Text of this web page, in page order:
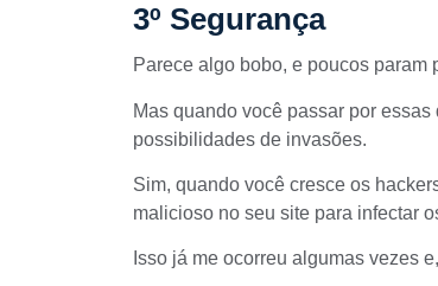
3º Segurança
Parece algo bobo, e poucos param
Mas quando você passar por
possibilidades de invasões.
Sim, quando você cresce os
malicioso no seu site para infectar
Isso já me ocorreu algumas vezes